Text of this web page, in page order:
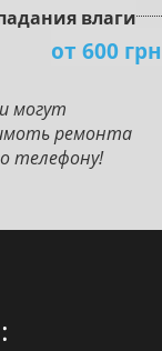
влaги
от 600 грн
могут
ремонта
телефону!